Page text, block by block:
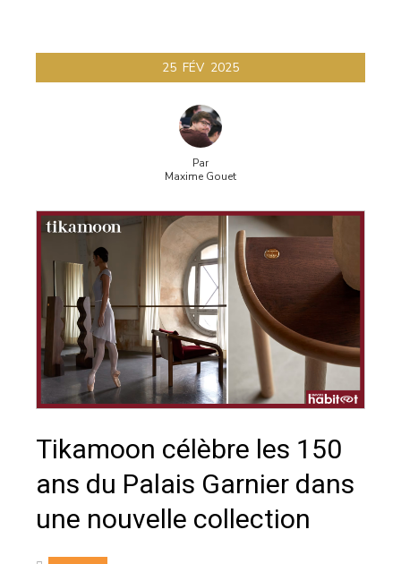
25 FÉV 2025
Par
Maxime Gouet
Tikamoon célèbre les 150
ans du Palais Garnier dans
une nouvelle collection